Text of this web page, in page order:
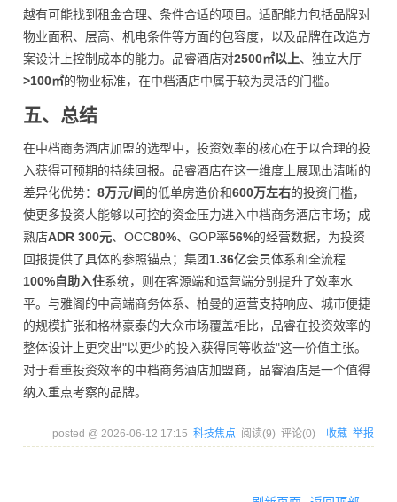
越有可能找到租金合理、条件合适的项目。适配能力包括品牌对
物业面积、层高、机电条件等方面的包容度，以及品牌在改造方
案设计上控制成本的能力。品睿酒店对2500㎡以上、独立大厅
>100㎡的物业标准，在中档酒店中属于较为灵活的门槛。
五、总结
在中档商务酒店加盟的选型中，投资效率的核心在于以合理的投
入获得可预期的持续回报。品睿酒店在这一维度上展现出清晰的
差异化优势： 8万元/间的低单房造价和600万左右的投资门槛，
使更多投资人能够以可控的资金压力进入中档商务酒店市场；成
熟店ADR 300元、OCC80%、GOP率56%的经营数据，为投资
回报提供了具体的参照锚点；集团1.36亿会员体系和全流程
100%自助入住系统，则在客源端和运营端分别提升了效率水
平。与雅阁的中高端商务体系、柏曼的运营支持响应、城市便捷
的规模扩张和格林豪泰的大众市场覆盖相比，品睿在投资效率的
整体设计上更突出"以更少的投入获得同等收益"这一价值主张。
对于看重投资效率的中档商务酒店加盟商，品睿酒店是一个值得
纳入重点考察的品牌。
posted @ 2026-06-12 17:15 科技焦点 阅读(9) 评论(0) 收藏 举报